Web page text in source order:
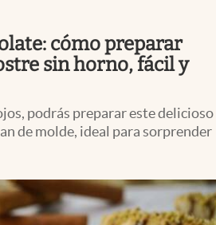
cómo preparar
sin horno, fácil y
podrás preparar este delicioso
de molde, ideal para sorprender